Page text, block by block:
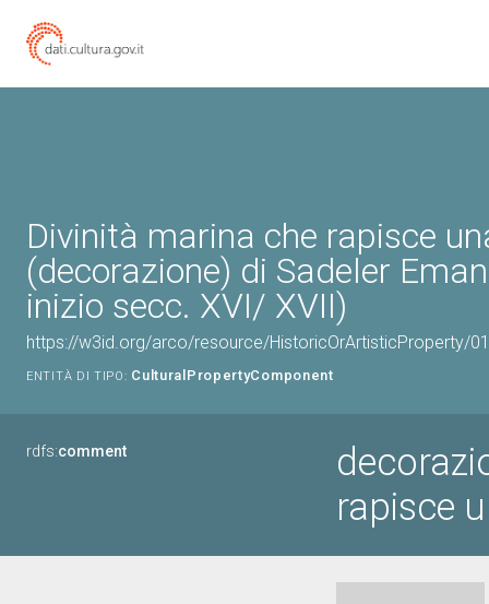
Divinità marina che rapisce
(decorazione) di Sadeler
inizio secc. XVI/ XVII)
https://w3id.org/arco/resource/HistoricOrArtisticProperty/
ENTITÀ DI TIPO: CulturalPropertyComponent
rdfs:comment
rapisce